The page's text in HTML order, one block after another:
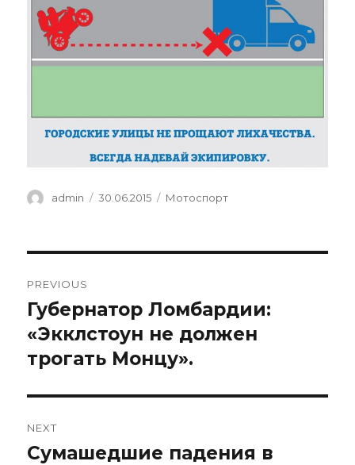
Author
admin
Posted
30.06.2015 Categories
Мотоспорт
по
записям
PREVIOUS
Previous
post:
Губернатор Ломбардии:
«Экклстоун не должен
трогать Монцу».
NEXT
Next
Сумашедшие падения в